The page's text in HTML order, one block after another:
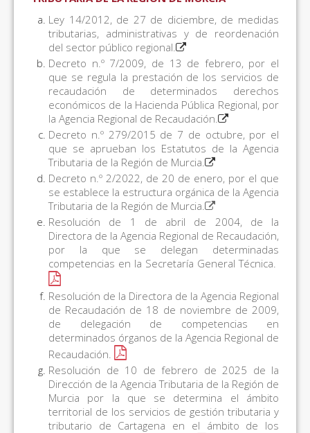
Ley 14/2012, de 27 de diciembre, de medidas
tributarias, administrativas y de reordenación
del sector público regional.
Decreto n.º 7/2009, de 13 de febrero, por el
que se regula la prestación de los servicios de
recaudación de determinados derechos
económicos de la Hacienda Pública Regional, por
la Agencia Regional de Recaudación.
Decreto n.º 279/2015 de 7 de octubre, por el
que se aprueban los Estatutos de la Agencia
Tributaria de la Región de Murcia.
Decreto n.º 2/2022, de 20 de enero, por el que
se establece la estructura orgánica de la Agencia
Tributaria de la Región de Murcia.
Resolución de 1 de abril de 2004, de la
Directora de la Agencia Regional de Recaudación,
por la que se delegan determinadas
competencias en la Secretaría General Técnica.
Resolución de la Directora de la Agencia Regional
de Recaudación de 18 de noviembre de 2009,
de delegación de competencias en
determinados órganos de la Agencia Regional de
Recaudación.
Resolución de 10 de febrero de 2025 de la
Dirección de la Agencia Tributaria de la Región de
Murcia por la que se determina el ámbito
territorial de los servicios de gestión tributaria y
tributario de Cartagena en el ámbito de los